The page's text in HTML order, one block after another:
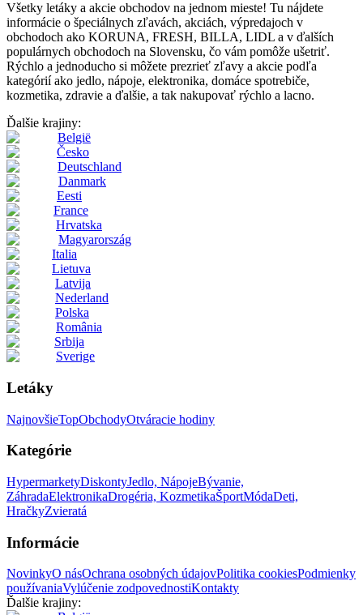
Všetky letáky a akcie obchodov na jednom mieste! Tu nájdete
informácie o špeciálnych zľavách, akciách, výpredajoch v
obchodoch ako KORUNA, FRESH, BILLA, LIDL a v ďalších
populárnych obchodoch na Slovensku, čo vám pomôže ušetriť.
Rýchlo a jednoducho si môžete prezrieť zľavy a akcie podľa
kategórií ako jedlo, nápoje, elektronika, domáce spotrebiče,
kozmetika, zdravie a ďalšie, a tak nakupovať rýchlo a lacno.
Ďalšie krajiny:
België
Česko
Deutschland
Danmark
Eesti
France
Hrvatska
Magyarország
Italia
Lietuva
Latvija
Nederland
Polska
România
Srbija
Sverige
Letáky
NajnovšieTopObchodyOtváracie hodiny
Kategórie
HypermarketyDiskontyJedlo, NápojeBývanie,
ZáhradaElektronikaDrogéria, KozmetikaŠportMódaDeti,
HračkyZvieratá
Informácie
NovinkyO násOchrana osobných údajovPolitika cookiesPodmienky
používaniaVylúčenie zodpovednostiKontakty
Ďalšie krajiny: